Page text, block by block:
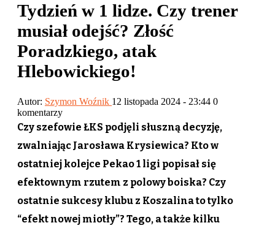
Tydzień w 1 lidze. Czy trener
musiał odejść? Złość
Poradzkiego, atak
Hlebowickiego!
Autor: Szymon Woźnik 12 listopada 2024 - 23:44 0
komentarzy
Czy szefowie ŁKS podjęli słuszną decyzję,
zwalniając Jarosława Krysiewica? Kto w
ostatniej kolejce Pekao 1 ligi popisał się
efektownym rzutem z polowy boiska? Czy
ostatnie sukcesy klubu z Koszalina to tylko
“efekt nowej miotły”? Tego, a także kilku